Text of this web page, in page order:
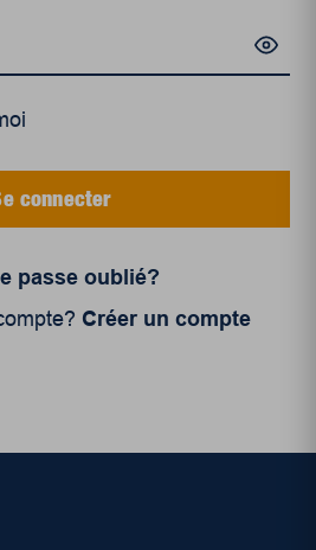
connecter
passe oublié?
Créer un compte